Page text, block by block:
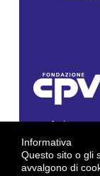
Via Gioacchino
Tel. 0444/
C.F. e P. IVA:
Informativa
Questo sito o gli
avvalgono di